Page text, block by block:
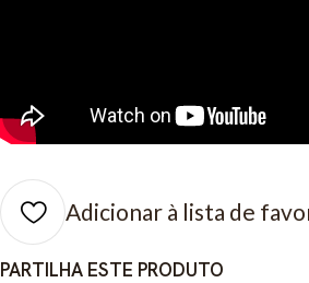
Adicionar à lista de
PARTILHA ESTE PRODUTO